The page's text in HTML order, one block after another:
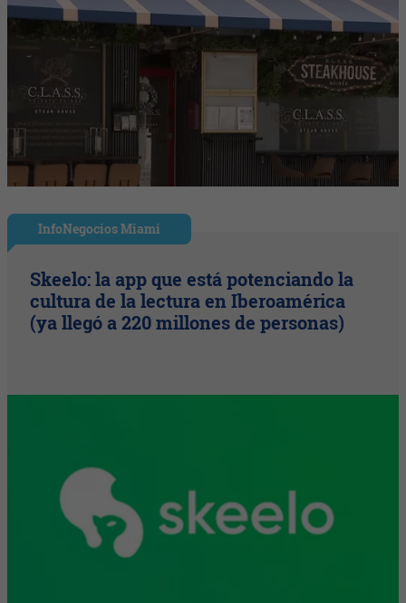
InfoNegocios Miami
Skeelo: la app que está potenciando la
cultura de la lectura en Iberoamérica
(ya llegó a 220 millones de personas)